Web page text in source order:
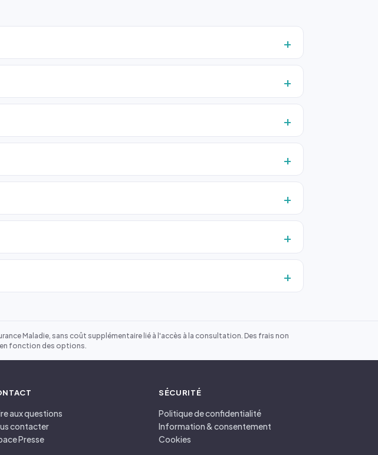
Maladie, sans coût supplémentaire lié à l'accès à la consultation. Des frais non
fonction des options.
aux questions
contacter
Presse
SÉCURITÉ
Politique de confidentialité
Information & consentement
Cookies